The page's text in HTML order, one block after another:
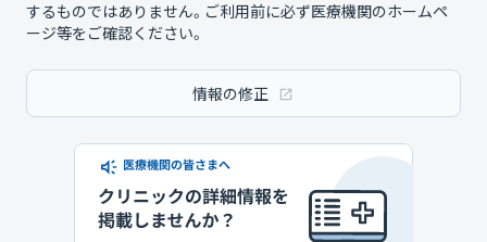
するものではありません。ご利用前に必ず医療機関のホームペ
ージ等をご確認ください。
情報の修正